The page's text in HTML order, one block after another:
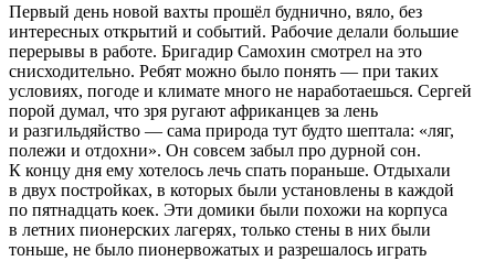
Первый день новой вахты прошёл буднично, вяло, без
интересных открытий и событий. Рабочие делали большие
перерывы в работе. Бригадир Самохин смотрел на это
снисходительно. Ребят можно было понять — при таких
условиях, погоде и климате много не наработаешься. Сергей
порой думал, что зря ругают африканцев за лень
и разгильдяйство — сама природа тут будто шептала: «ляг,
полежи и отдохни». Он совсем забыл про дурной сон.
К концу дня ему хотелось лечь спать пораньше. Отдыхали
в двух постройках, в которых были установлены в каждой
по пятнадцать коек. Эти домики были похожи на корпуса
в летних пионерских лагерях, только стены в них были
тоньше, не было пионервожатых и разрешалось играть